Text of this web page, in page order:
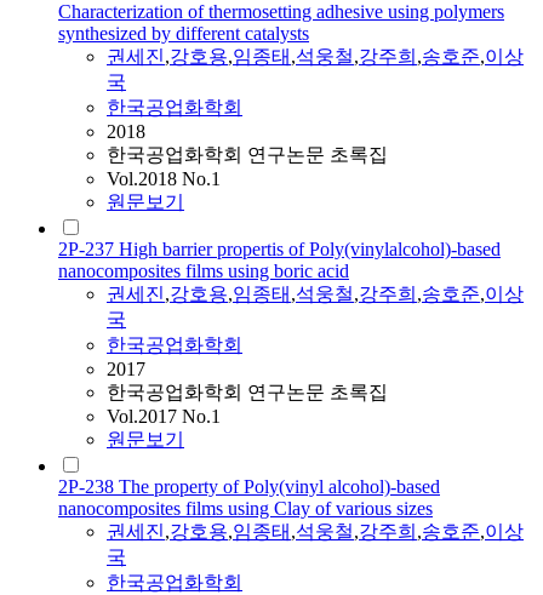
Characterization of thermosetting adhesive using polymers
synthesized by different catalysts
권세진,강호용,임종태 ,석웅철,강주희 ,송호준,이상
국
한국공업화학회
2018
한국공업화학회 연구논문 초록집
Vol.2018 No.1
원문보기
2P-237 High barrier propertis of Poly(vinylalcohol)-based
nanocomposites films using boric acid
권세진,강호용,임종태 ,석웅철,강주희 ,송호준,이상
국
한국공업화학회
2017
한국공업화학회 연구논문 초록집
Vol.2017 No.1
원문보기
2P-238 The property of Poly(vinyl alcohol)-based
nanocomposites films using Clay of various sizes
권세진,강호용,임종태 ,석웅철,강주희 ,송호준,이상
국
한국공업화학회